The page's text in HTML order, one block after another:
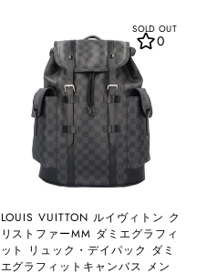
SOLD OUT
LOUIS VUITTON ルイヴィトン ク
リストファーMM ダミエグラフィ
ット リュック・デイパック ダミ
エグラフィットキャンバス メン
0